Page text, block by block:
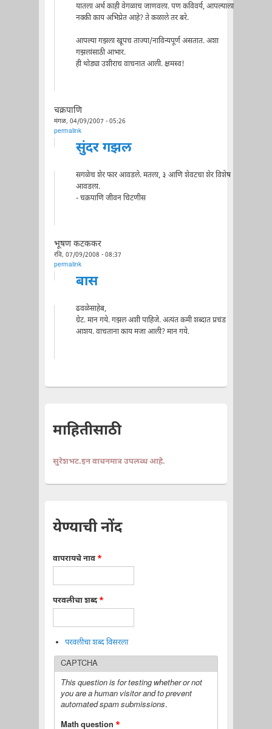
यातला अर्थ काही वेगळाच जाणवला. पण कविवर्य, आपल्याला
नक्की काय अभिप्रेत आहे? ते कळाले तर बरे.
आपल्या गझला खूपच ताज्या/नाविन्यपूर्ण असतात. अशा
गझलांसाठी आभार.
ही थोड्या उशीराच वाचनात आली. क्षमस्व!
चक्रपाणि
मंगळ, 04/09/2007 - 05:26
permalink
सुंदर गझल
सगळेच शेर फार आवडले. मतला, ३ आणि शेवटचा शेर विशेष
आवडला.
- चक्रपाणि जीवन चिटणीस
भूषण कटककर
रवि, 07/09/2008 - 08:37
permalink
बास
ढवळेसाहेब,
ग्रेट. मान गये. गझल अशी पाहिजे. अत्यंत कमी शब्दात प्रचंड
आशय. वाचताना काय मजा आली? मान गये.
माहितीसाठी
सुरेशभट.इन वाचनमात्र उपलब्ध आहे.
येण्याची नोंद
वापरायचे नाव *
परवलीचा शब्द*
परवलीचा शब्द विसरला
CAPTCHA
This question is for testing whether or not
you are a human visitor and to prevent
automated spam submissions.
Math question *